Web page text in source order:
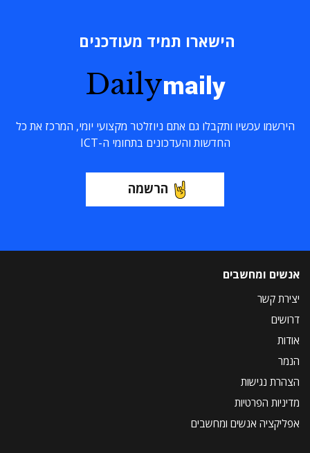
הישארו תמיד מעודכנים
Dailymaily
הירשמו עכשיו ותקבלו גם אתם ניוזלטר מקצועי יומי, המרכז את כל
החדשות והעדכונים בתחומי ה-ICT
הרשמה
אנשים ומחשבים
יצירת קשר
דרושים
אודות
הנמר
הצהרת נגישות
מדיניות הפרטיות
אפליקציה אנשים ומחשבים